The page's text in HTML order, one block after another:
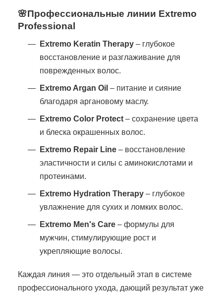
🌸Профессиональные линии Extremo
Professional
Extremo Keratin Therapy – глубокое
восстановление и разглаживание для
поврежденных волос.
Extremo Argan Oil – питание и сияние
благодаря аргановому маслу.
Extremo Color Protect – сохранение цвета
и блеска окрашенных волос.
Extremo Repair Line – восстановление
эластичности и силы с аминокислотами и
протеинами.
Extremo Hydration Therapy – глубокое
увлажнение для сухих и ломких волос.
Extremo Men's Care – формулы для
мужчин, стимулирующие рост и
укрепляющие волосы.
Каждая линия — это отдельный этап в системе
профессионального ухода, дающий результат уже